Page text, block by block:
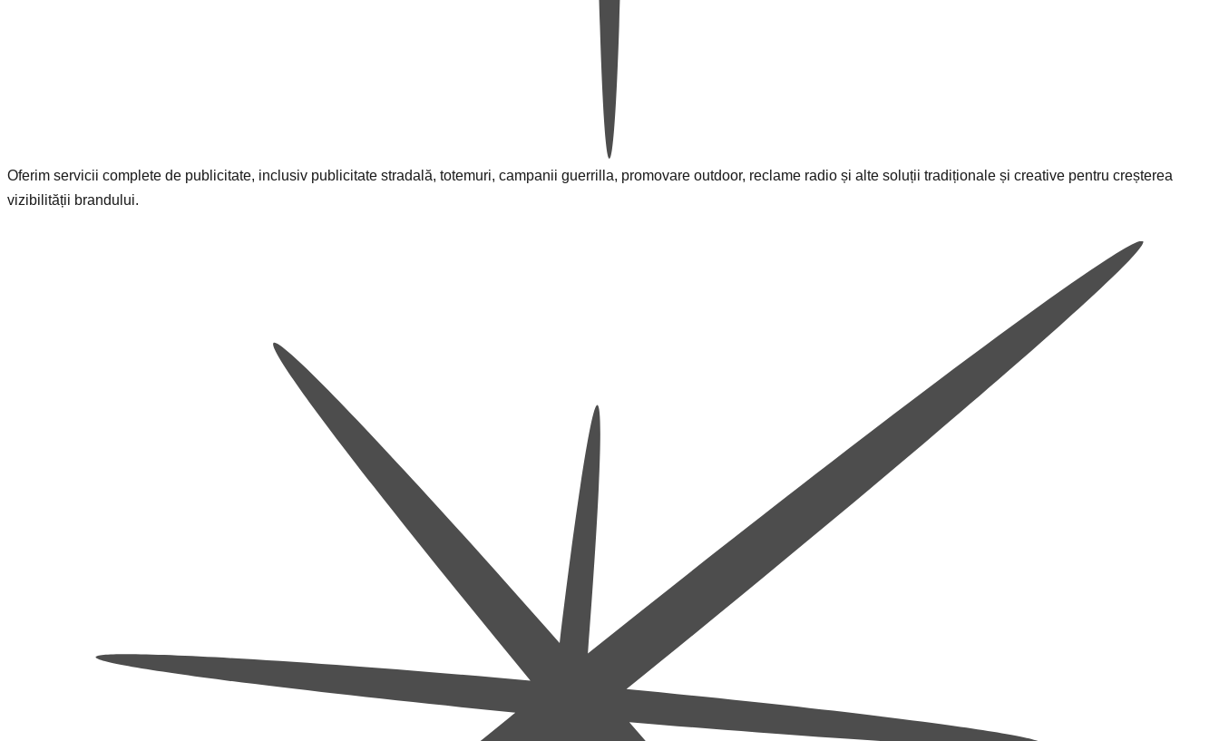
Oferim servicii complete de publicitate, inclusiv publicitate stradală, totemuri, campanii guerrilla, promovare outdoor, reclame radio și alte soluții tradiționale și creative pentru creșterea
vizibilității brandului.